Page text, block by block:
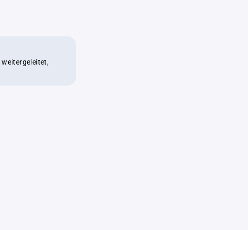
weitergeleitet,